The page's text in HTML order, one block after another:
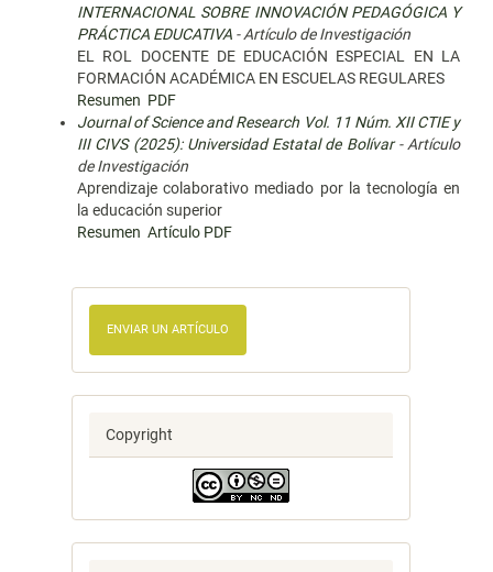
INTERNACIONAL SOBRE INNOVACIÓN PEDAGÓGICA Y
PRÁCTICA EDUCATIVA - Artículo de Investigación
EL ROL DOCENTE DE EDUCACIÓN ESPECIAL EN LA
FORMACIÓN ACADÉMICA EN ESCUELAS REGULARES
Resumen PDF
Journal of Science and Research Vol. 11 Núm. XII CTIE y
III CIVS (2025): Universidad Estatal de Bolívar- Artículo
de Investigación
Aprendizaje colaborativo mediado por la tecnología en
la educación superior
Resumen Artículo PDF
ENVIAR UN ARTÍCULO
Copyright